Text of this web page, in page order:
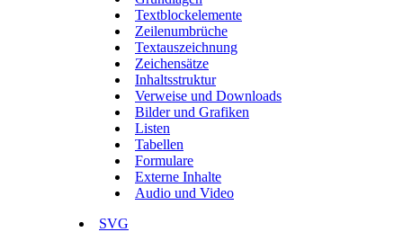
Textblockelemente
Zeilenumbrüche
Textauszeichnung
Zeichensätze
Inhaltsstruktur
Verweise und Downloads
Bilder und Grafiken
Listen
Tabellen
Formulare
Externe Inhalte
Audio und Video
SVG